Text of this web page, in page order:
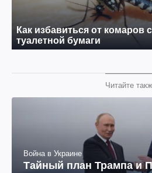
Читайте
Война в Украине
Тайный план Трампа и